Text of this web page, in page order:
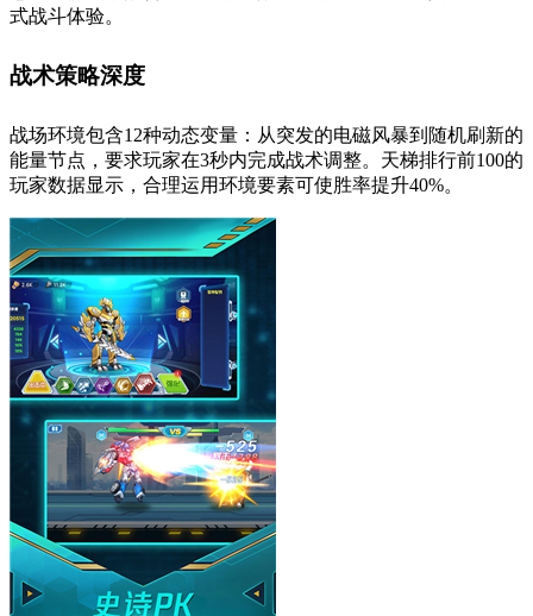
式战斗体验。
战术策略深度
战场环境包含12种动态变量：从突发的电磁风暴到随机刷新的
能量节点，要求玩家在3秒内完成战术调整。天梯排行前100的
玩家数据显示，合理运用环境要素可使胜率提升40%。